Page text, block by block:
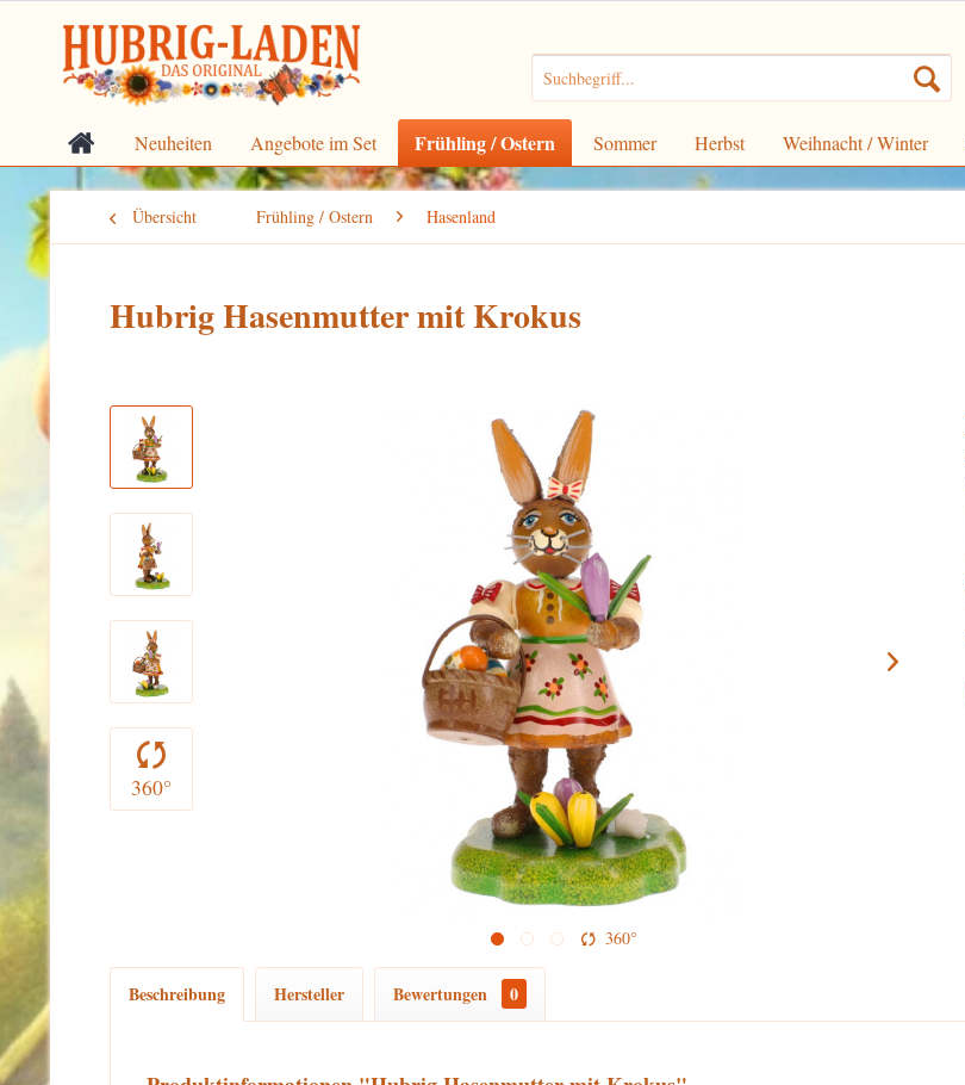
Neuheiten Angebote im Set Frühling / Ostern Sommer Herbst Weihnacht / Winter
Übersicht Frühling / Ostern Hasenland
Hubrig Hasenmutter mit Krokus
360°
360°
Beschreibung Hersteller Bewertungen 0